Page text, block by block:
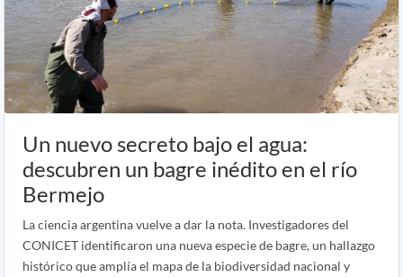
Un nuevo secreto bajo el agua:
descubren un bagre inédito en el río
Bermejo
La ciencia argentina vuelve a dar la nota. Investigadores del
CONICET identificaron una nueva especie de bagre, un hallazgo
histórico que amplía el mapa de la biodiversidad nacional y